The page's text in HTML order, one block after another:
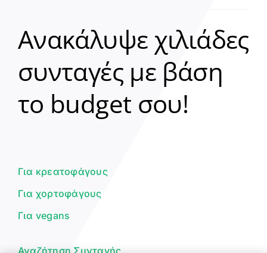
Ανακάλυψε χιλιάδες
συνταγές με βάση
το budget σου!
Για κρεατοφάγους
Για χορτοφάγους
Για vegans
Αναζήτηση Συνταγής